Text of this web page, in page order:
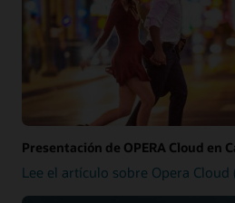
Presentación de OPERA Cloud en
Lee el artículo sobre Opera Cloud